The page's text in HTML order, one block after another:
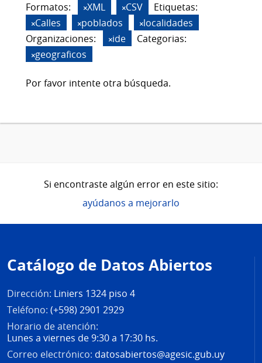
Formatos: XML CSV
Etiquetas:
Calles
poblados
localidades
Organizaciones:
ide
Categorias:
geograficos
Por favor intente otra búsqueda.
Si encontraste algún error en este sitio:
ayúdanos a mejorarlo
de
página
Catálogo de Datos Abiertos
Dirección: Liniers 1324 piso 4
Teléfono: (+598) 2901 2929
Horario de atención:
Lunes a viernes de 9:30 a 17:30 hs.
Correo electrónico: datosabiertos@agesic.gub.uy